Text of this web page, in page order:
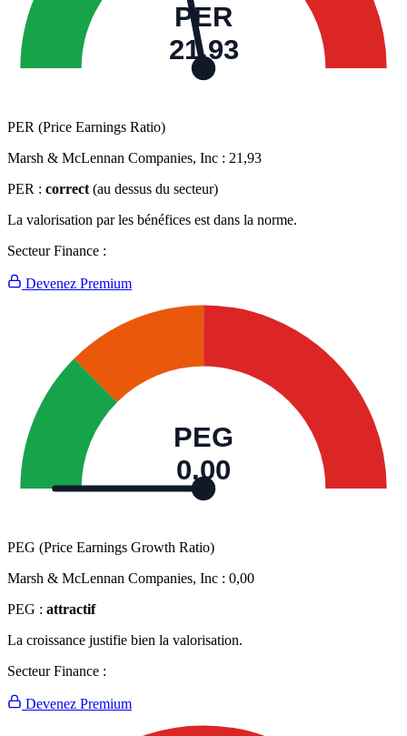
PER
21,93
PER (Price Earnings Ratio)
Marsh & McLennan Companies, Inc : 21,93
PER : correct (au dessus du secteur)
La valorisation par les bénéfices est dans la norme.
Secteur Finance :
Devenez Premium
PEG
0,00
PEG (Price Earnings Growth Ratio)
Marsh & McLennan Companies, Inc : 0,00
PEG : attractif
La croissance justifie bien la valorisation.
Secteur Finance :
Devenez Premium